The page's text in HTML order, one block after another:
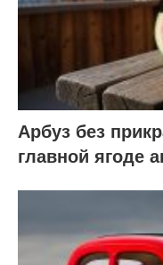
Арбуз без
главной ягоде